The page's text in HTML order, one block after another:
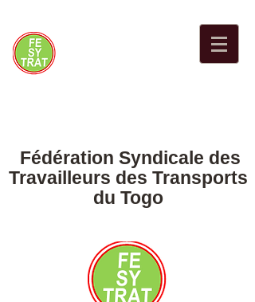
Fédération Syndicale des
Travailleurs des Transports
du Togo